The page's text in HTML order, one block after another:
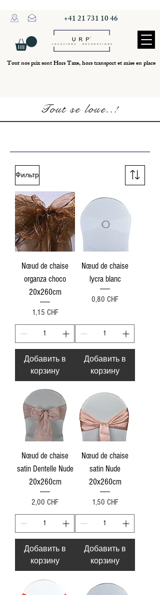
+41 21 731 10 46
Tout nos prix sont Hors Taxe, hors transport et mise en place
Tout se loue..!
Фильтр
Nœud de chaise
organza choco
20x260cm
Цена
1,15 CHF
Добавить в
корзину
Nœud de chaise
lycra blanc
Цена
0,80 CHF
Добавить в
корзину
Nœud de chaise
satin Dentelle Nude
20x260cm
Цена
2,00 CHF
Добавить в
корзину
Nœud de chaise
satin Nude
20x260cm
Цена
1,50 CHF
Добавить в
корзину